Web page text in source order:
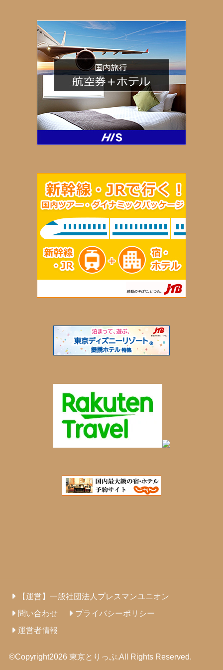
【運営】一般社団法人プレスマンユニオン
問い合わせ
プライバシーポリシー
運営者情報
©Copyright2026 東京とりっぷ.All Rights Reserved.